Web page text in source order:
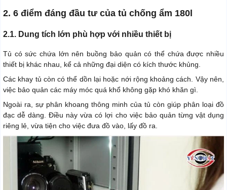
2. 6 điểm đáng đầu tư của tủ chống ẩm 180l
2.1. Dung tích lớn phù hợp với nhiều thiết bị
Tủ có sức chứa lớn nên buồng bảo quản có thể chứa được nhiều
thiết bị khác nhau, kể cả những đại diện có kích thước khủng.
Các khay tủ còn có thể dồn lại hoặc nới rộng khoảng cách. Vậy nên,
việc bảo quản các máy móc quá khổ không gặp khó khăn gì.
Ngoài ra, sự phân khoang thông minh của tủ còn giúp phân loại đồ
đạc dễ dàng. Điều này vừa có lợi cho việc bảo quản từng vật dụng
riêng lẻ, vừa tiện cho việc đưa đồ vào, lấy đồ ra.